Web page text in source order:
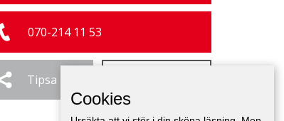
070-214 11 53
Tipsa
Cookies